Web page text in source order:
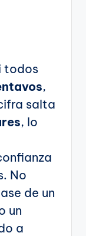
todos
,
salta
, lo
No
de un
un
a